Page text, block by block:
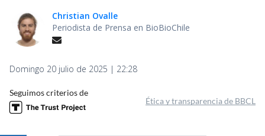
Christian Ovalle
Periodista de Prensa en BioBioChile
Domingo 20 julio de 2025 | 22:28
Seguimos criterios de
Ética y transparencia de BBCL